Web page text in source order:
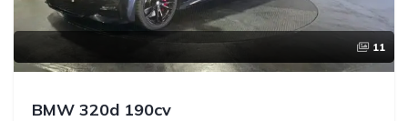
11
BMW 320d 190cv